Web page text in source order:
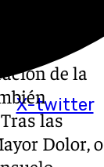
X-twitter
de la
las
Dolor, o